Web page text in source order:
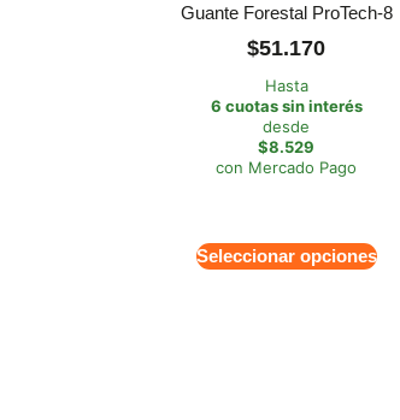
Guante Forestal ProTech-8
$51.170
Hasta
6 cuotas sin interés
desde
$8.529
con Mercado Pago
Seleccionar opciones